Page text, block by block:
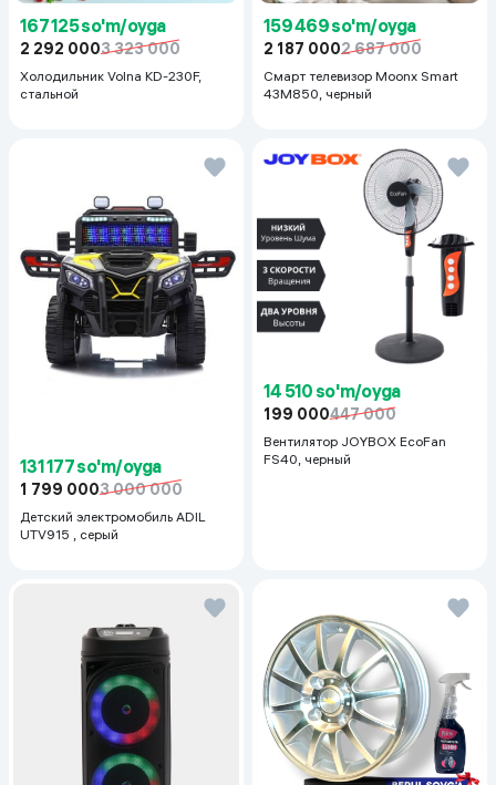
167 125 so'm/oyga
2 292 0003 323 000
Холодильник Volna KD-230F,
стальной
159 469 so'm/oyga
2 187 0002 687 000
Смарт телевизор Moonx Smart
43M850, черный
131 177 so'm/oyga
1 799 0003 000 000
Детский электромобиль ADIL
UTV915 , серый
14 510 so'm/oyga
199 000447 000
Вентилятор JOYBOX EcoFan
FS40, черный